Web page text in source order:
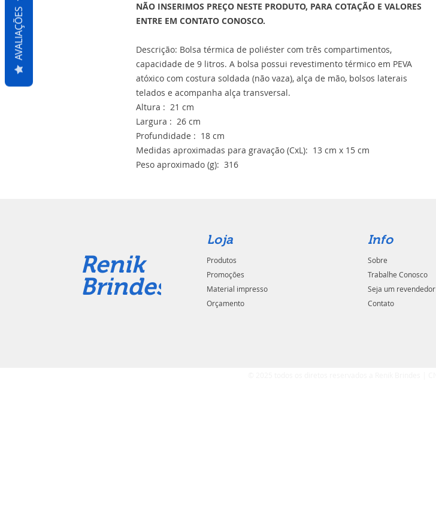
NÃO INSERIMOS PREÇO NESTE PRODUTO, PARA COTAÇÃO E VALORES
ENTRE EM CONTATO CONOSCO.
Descrição: Bolsa térmica de poliéster com três compartimentos,
capacidade de 9 litros. A bolsa possui revestimento térmico em PEVA
atóxico com costura soldada (não vaza), alça de mão, bolsos laterais
telados e acompanha alça transversal.
Altura : 21 cm
Largura : 26 cm
Profundidade : 18 cm
Medidas aproximadas para gravação (CxL): 13 cm x 15 cm
Peso aproximado (g): 316
Renik
Brindes
Loja
Produtos
Promoções
Material impresso
Orçamento
Info
Sobre
Trabalhe Conosco
Seja um revendedor
Contato
AVALIAÇÕES